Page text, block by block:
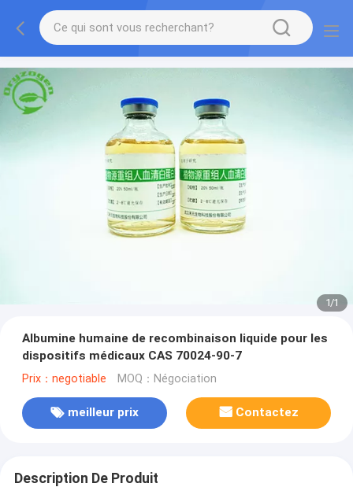
1/1
Albumine humaine de recombinaison liquide pour les
dispositifs médicaux CAS 70024-90-7
Prix：negotiable MOQ：Négociation
meilleur prix Contactez
Description De Produit